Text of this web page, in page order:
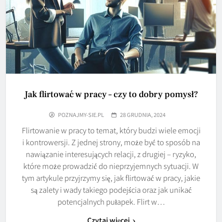
Jak flirtować w pracy – czy to dobry pomysł?
POZNAJMY-SIE.PL 28 GRUDNIA, 2024
Flirtowanie w pracy to temat, który budzi wiele emocji
i kontrowersji. Z jednej strony, może być to sposób na
nawiązanie interesujących relacji, z drugiej – ryzyko,
które może prowadzić do nieprzyjemnych sytuacji. W
tym artykule przyjrzymy się, jak flirtować w pracy, jakie
są zalety i wady takiego podejścia oraz jak unikać
potencjalnych pułapek. Flirt w…